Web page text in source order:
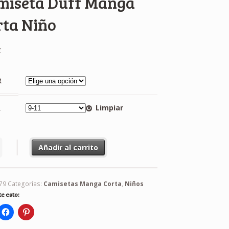
Niño
Limpiar
Duff Manga Corta Niño cantidad
Añadir al carrito
Categorías: Camisetas Manga Corta, Niños
esto: